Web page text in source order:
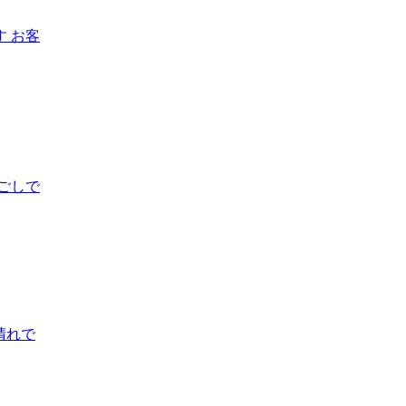
お客
しで
れで